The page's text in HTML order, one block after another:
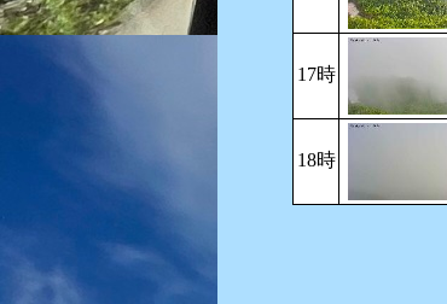
17時
18時